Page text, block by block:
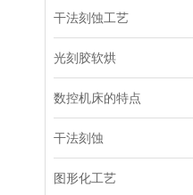
干法刻蚀工艺
光刻胶软烘
数控机床的特点
干法刻蚀
图形化工艺